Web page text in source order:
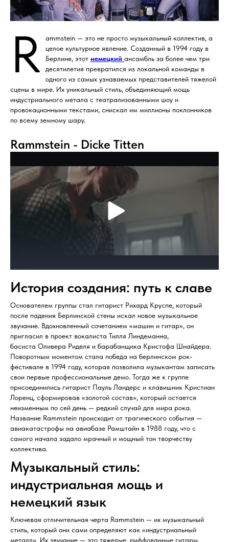
R
ammstein — это не просто музыкальный коллектив, а
целое культурное явление. Созданный в 1994 году в
Берлине, этот немецкий ансамбль за более чем три
десятилетия превратился из локальной команды в
одного из самых узнаваемых представителей тяжелой
сцены в мире. Их уникальный стиль, объединяющий мощь
индустриального метала с театрализованными шоу и
провокационными текстами, снискал им миллионы поклонников
по всему земному шару.
Rammstein - Dicke Titten
История создания: путь к славе
Основателем группы стал гитарист Рихард Круспе, который
после падения Берлинской стены искал новое музыкальное
звучание. Вдохновленный сочетанием «машин и гитар», он
пригласил в проект вокалиста Тилля Линдеманна,
басиста Оливера Риделя и барабанщика Кристофа Шнайдера.
Поворотным моментом стала победа на берлинском рок-
фестивале в 1994 году, которая позволила музыкантам записать
свои первые профессиональные демо. Тогда же к группе
присоединились гитарист Пауль Ландерс и клавишник Кристиан
Лоренц, сформировав «золотой состав», который остается
неизменным по сей день — редкий случай для мира рока.
Название Rammstein происходит от трагического события —
авиакатастрофы на авиабазе Рамштайн в 1988 году, что с
самого начала задало мрачный и мощный тон творчеству
коллектива.
Музыкальный стиль:
индустриальная мощь и
немецкий язык
Ключевая отличительная черта Rammstein — их музыкальный
стиль, который они сами определяют как «индустриальный
металл». Их звучание — это тяжелые, риффованные гитары,